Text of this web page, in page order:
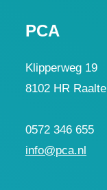
PCA
Klipperweg 19
8102 HR Raalte
0572 346 655
info@pca.nl